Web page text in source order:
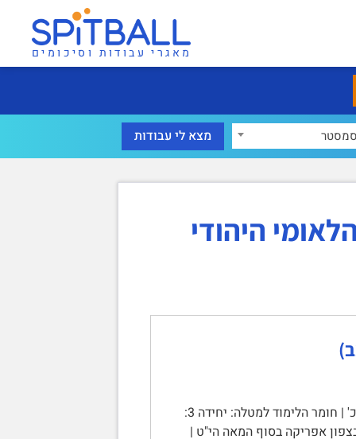
מאגרי עבודות וסיכומים
היהודי
מטלת מנחה (ממ"ן) 12 | הקורס: 10311- יהודי צפון אפריקה במאה הי"ט-כ' | חומר הלימוד למטלה: יחידה 3:
אפריקה בסוף המאה הי"ט |